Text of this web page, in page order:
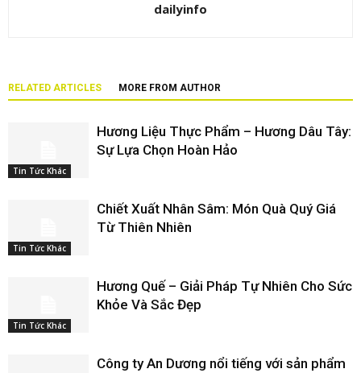
dailyinfo
RELATED ARTICLES MORE FROM AUTHOR
Tin Tức Khác
Hương Liệu Thực Phẩm – Hương Dâu Tây:
Sự Lựa Chọn Hoàn Hảo
Tin Tức Khác
Chiết Xuất Nhân Sâm: Món Quà Quý Giá
Từ Thiên Nhiên
Tin Tức Khác
Hương Quế – Giải Pháp Tự Nhiên Cho Sức
Khỏe Và Sắc Đẹp
Công ty An Dương nổi tiếng với sản phẩm